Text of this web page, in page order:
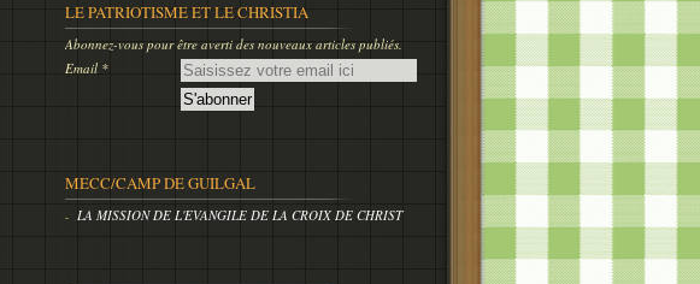
LE PATRIOTISME ET LE CHRISTIA
Abonnez-vous pour être averti des nouveaux articles publiés.
Email
MECC/CAMP DE GUILGAL
LA MISSION DE L'EVANGILE DE LA CROIX DE CHRIST